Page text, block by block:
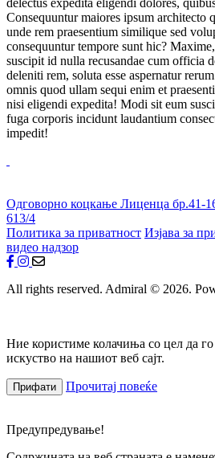
Consequuntur maiores ipsum architecto
unde rem praesentium similique sed
consequuntur tempore sunt hic?
suscipit id nulla recusandae cum officia
deleniti rem, soluta esse aspernatur
omnis quod ullam sequi enim et
nisi eligendi expedita! Modi sit eum
fuga corporis incidunt laudantium
impedit!
Одговорно коцкање Лиценца бр.41-
613/4
Политика за приватност Изјава за
видео надзор
All rights reserved. Admiral © 2026.
Ние користиме колачиња со цел да
искуство на нашиот веб сајт.
Прифати Прочитај повеќе
Предупредување!